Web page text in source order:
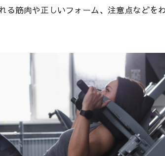
る筋肉や正しいフォーム、注意点などを